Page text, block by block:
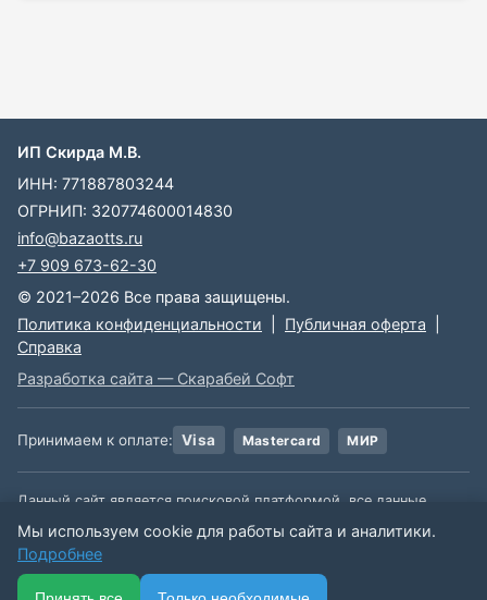
ИП Скирда М.В.
ИНН: 771887803244
ОГРНИП: 320774600014830
info@bazaotts.ru
+7 909 673-62-30
© 2021–2026 Все права защищены.
Политика конфиденциальности
Публичная оферта
Справка
Разработка сайта — Скарабей Софт
Принимаем к оплате: Visa Mastercard МИР
Данный сайт является поисковой платформой, все данные,
размещенные на сайте, взяты из открытых источников. Мы не
несем ответственности за содержимое данной информации.
Мы используем cookie для работы сайта и аналитики.
Подробнее